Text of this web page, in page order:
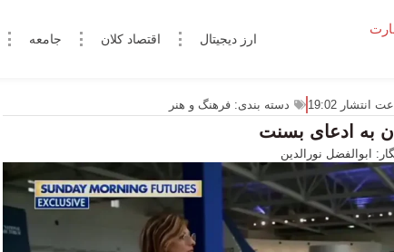
ارز دیجیتال اقتصاد کلان جامعه
انتشار 19:02 دسته بندی: فرهنگ و هنر
به ادعای بسنت
ابوالفضل نورالدین